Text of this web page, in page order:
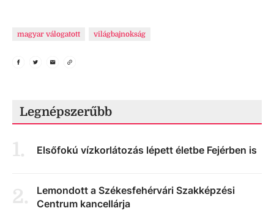
magyar válogatott világbajnokság
Legnépszerűbb
1. Elsőfokú vízkorlátozás lépett életbe Fejérben is
2.
Lemondott a Székesfehérvári Szakképzési
Centrum kancellárja